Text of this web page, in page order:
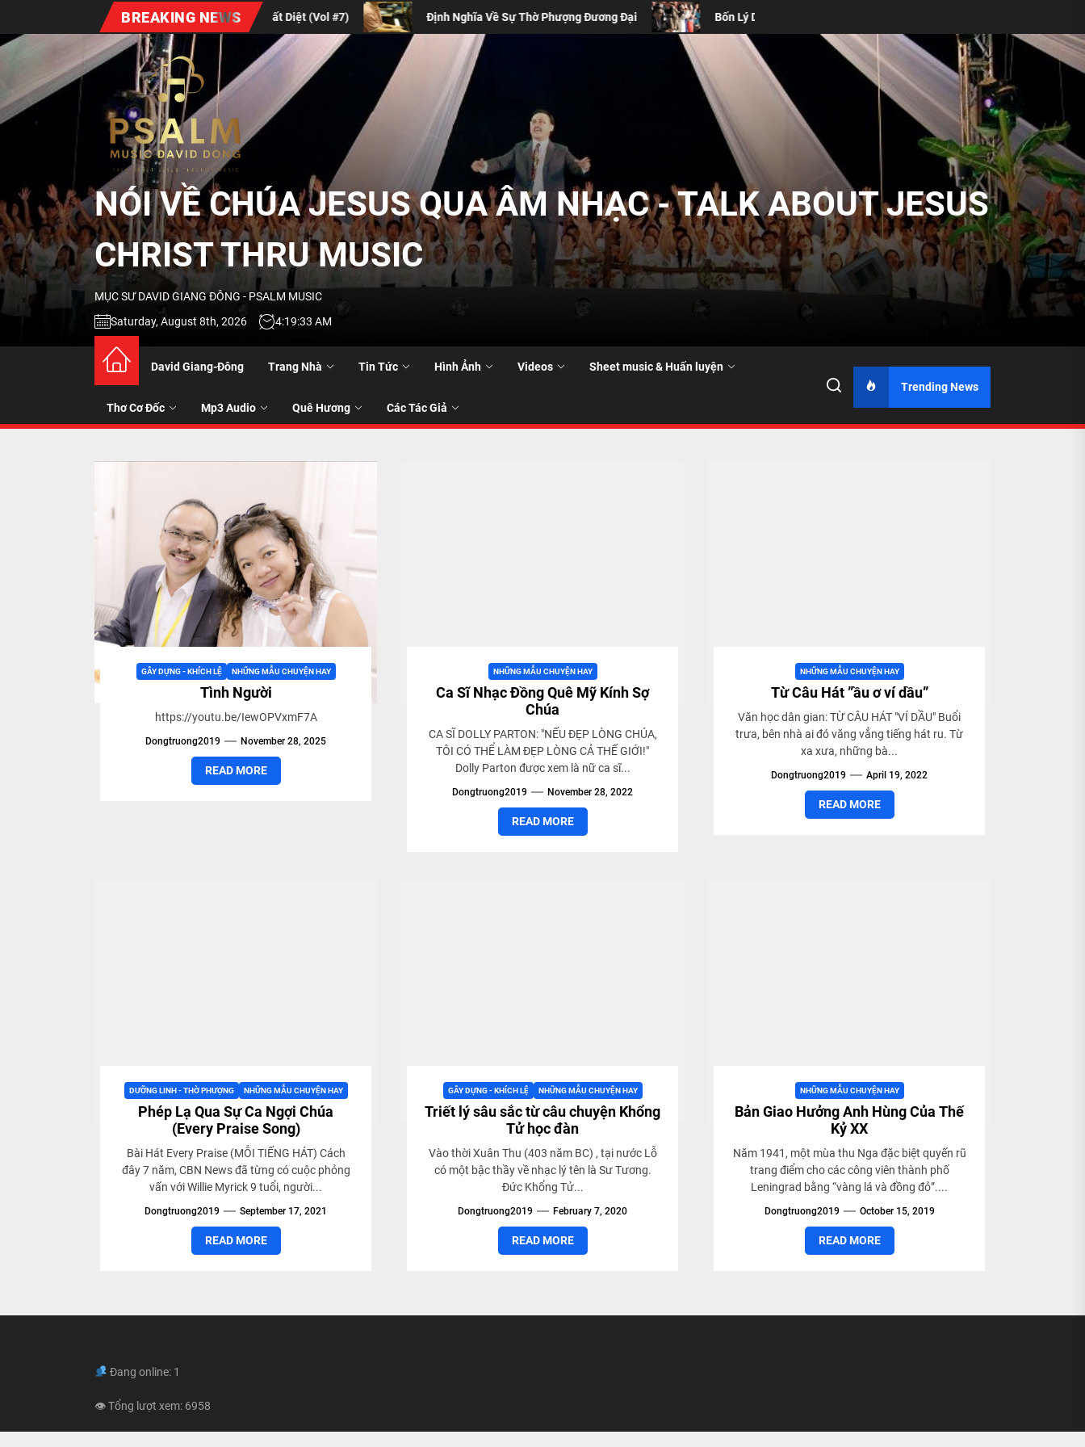
the
BREAKING NEWS
Xuân Bất Diệt (Vol #7) Định Nghĩa Về Sự Thờ Phượng Đương Đại Bốn Lý Do Thánh Ca Truyền Thống Vẫn Cần Thiết Trong Buổi Thờ Phượng Của Bạn
NÓI
VỀ
CHÚA
JESUS
QUA
ÂM
NHẠC
-
ABOUT
JESUS
CHRIST
THRU
MUSIC
NÓI VỀ CHÚA JESUS QUA ÂM NHẠC - TALK ABOUT JESUS
CHRIST THRU MUSIC
MỤC SƯ DAVID GIANG ĐÔNG - PSALM MUSIC
Saturday, August 8th, 2026
4:19:34 AM
David Giang-Đông Trang Nhà Tin Tức Hình Ảnh Videos Sheet music & Huấn luyện
Thơ Cơ Đốc Mp3 Audio Quê Hương Các Tác Giả
Trending News
GÂY DỰNG - KHÍCH LỆ NHỮNG MẪU CHUYỆN HAY
Tình Người
https://youtu.be/IewOPVxmF7A
Dongtruong2019 November 28, 2025
READ MORE
NHỮNG MẪU CHUYỆN HAY
Ca Sĩ Nhạc Đồng Quê Mỹ Kính Sợ
Chúa
CA SĨ DOLLY PARTON: "NẾU ĐẸP LÒNG CHÚA,
TÔI CÓ THỂ LÀM ĐẸP LÒNG CẢ THẾ GIỚI!"
Dolly Parton được xem là nữ ca sĩ...
Dongtruong2019 November 28, 2022
READ MORE
NHỮNG MẪU CHUYỆN HAY
Từ Câu Hát ”ầu ơ ví dầu”
Văn học dân gian: TỪ CÂU HÁT "VÍ DẦU" Buổi
trưa, bên nhà ai đó văng vẳng tiếng hát ru. Từ
xa xưa, những bà...
Dongtruong2019 April 19, 2022
READ MORE
DƯỠNG LINH - THỜ PHƯỢNG NHỮNG MẪU CHUYỆN HAY
Phép Lạ Qua Sự Ca Ngợi Chúa
(Every Praise Song)
Bài Hát Every Praise (MỖI TIẾNG HÁT) Cách
đây 7 năm, CBN News đã từng có cuộc phỏng
vấn với Willie Myrick 9 tuổi, người...
Dongtruong2019 September 17, 2021
READ MORE
GÂY DỰNG - KHÍCH LỆ NHỮNG MẪU CHUYỆN HAY
Triết lý sâu sắc từ câu chuyện Khổng
Tử học đàn
Vào thời Xuân Thu (403 năm BC) , tại nước Lỗ
có một bậc thầy về nhạc lý tên là Sư Tương.
Đức Khổng Tử...
Dongtruong2019 February 7, 2020
READ MORE
NHỮNG MẪU CHUYỆN HAY
Bản Giao Hưởng Anh Hùng Của Thế
Kỷ XX
Năm 1941, một mùa thu Nga đặc biệt quyến rũ
trang điểm cho các công viên thành phố
Leningrad bằng “vàng lá và đồng đỏ”....
Dongtruong2019 October 15, 2019
READ MORE
Đang online: 1
👁 Tổng lượt xem: 6958